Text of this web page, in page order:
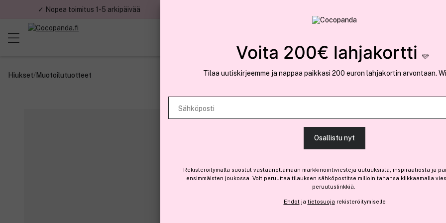
✓ Nopea toimitus 1-5 arkipäivää
Hiukset/Muotoilutuotteet
Wella Eimi
Wella Professionals Eimi
100 ml
-15% Vain 3 varastossa
16,90 €
Voita 200€ lahjakortti 🩷
Tilaa uutiskirjeemme ja nappaa paikkasi 200 euron lahjakortin arvontaan.
Sähköposti
Osallistu nyt
Rekisteröitymällä suostut vastaanottamaan markkinointiviestejä uutuuksista, inspiraatiosta ja
ensimmäisten joukossa. Voit peruuttaa tilauksen sähköpostitse milloin tahansa klikkaamalla
peruutuslinkkiä.
Ehdotja tietosuoja rekisteröitymiselle